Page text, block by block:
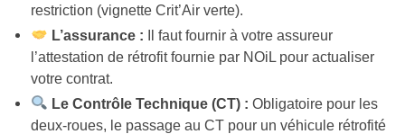
restriction (vignette Crit’Air verte).
L’assurance : Il faut fournir à votre assureur
l’attestation de rétrofit fournie par NOiL pour actualiser
votre contrat.
Le Contrôle Technique (CT) : Obligatoire pour les
deux-roues, le passage au CT pour un véhicule rétrofité